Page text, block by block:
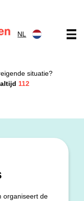
NL
situatie?
112
organiseert de